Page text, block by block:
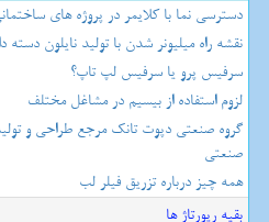
دسترسی نما با کلایمر در پروژه های
نقشه راه میلیونر شدن با تولید نایلون دسته
سرفیس پرو یا سرفیس لپ تاپ؟
لزوم استفاده از بیسیم در مشاغل مختلف
گروه صنعتی دپوت تانک مرجع طراحی و
صنعتی
همه چیز درباره تزریق فیلر لب
بقیه رپورتاژ ها